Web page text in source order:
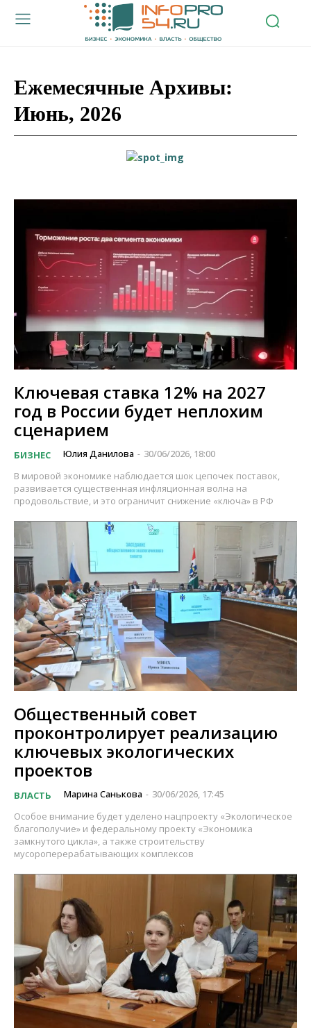
Ежемесячные Архивы:
Июнь, 2026
Ключевая ставка 12% на 2027
год в России будет неплохим
сценарием
БИЗНЕС Юлия Данилова - 30/06/2026, 18:00
В мировой экономике наблюдается шок цепочек поставок,
развивается существенная инфляционная волна на
продовольствие, и это ограничит снижение «ключа» в РФ
Общественный совет
проконтролирует реализацию
ключевых экологических
проектов
ВЛАСТЬ Марина Санькова - 30/06/2026, 17:45
Особое внимание будет уделено нацпроекту «Экологическое
благополучие» и федеральному проекту «Экономика
замкнутого цикла», а также строительству
мусороперерабатывающих комплексов